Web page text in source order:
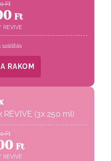
Ft
Ft
REVIVE
szállítás
RAKOM
(3x 250 ml)
Ft
Ft
REVIVE